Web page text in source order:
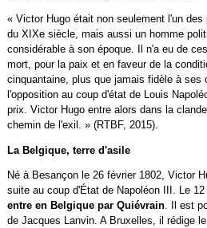
« Victor Hugo était non seulement l'un
du XIXe siècle, mais aussi un homme
considérable à son époque. Il n'a eu de
mort, pour la paix et en faveur de la
cinquantaine, plus que jamais fidèle à
l'opposition au coup d'état de Louis
prix. Victor Hugo entre alors dans la
chemin de l'exil. » (RTBF, 2015).
La Belgique, terre d'asile
Né à Besançon le 26 février 1802, Victor
suite au coup d'État de Napoléon III. Le
entre en Belgique par Quiévrain. Il est
de Jacques Lanvin. A Bruxelles, il rédige le